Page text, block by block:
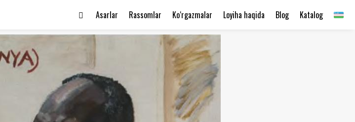
Katalog
Blog
Loyiha haqida
Ko‘rgazmalar
Rassomlar
Asarlar